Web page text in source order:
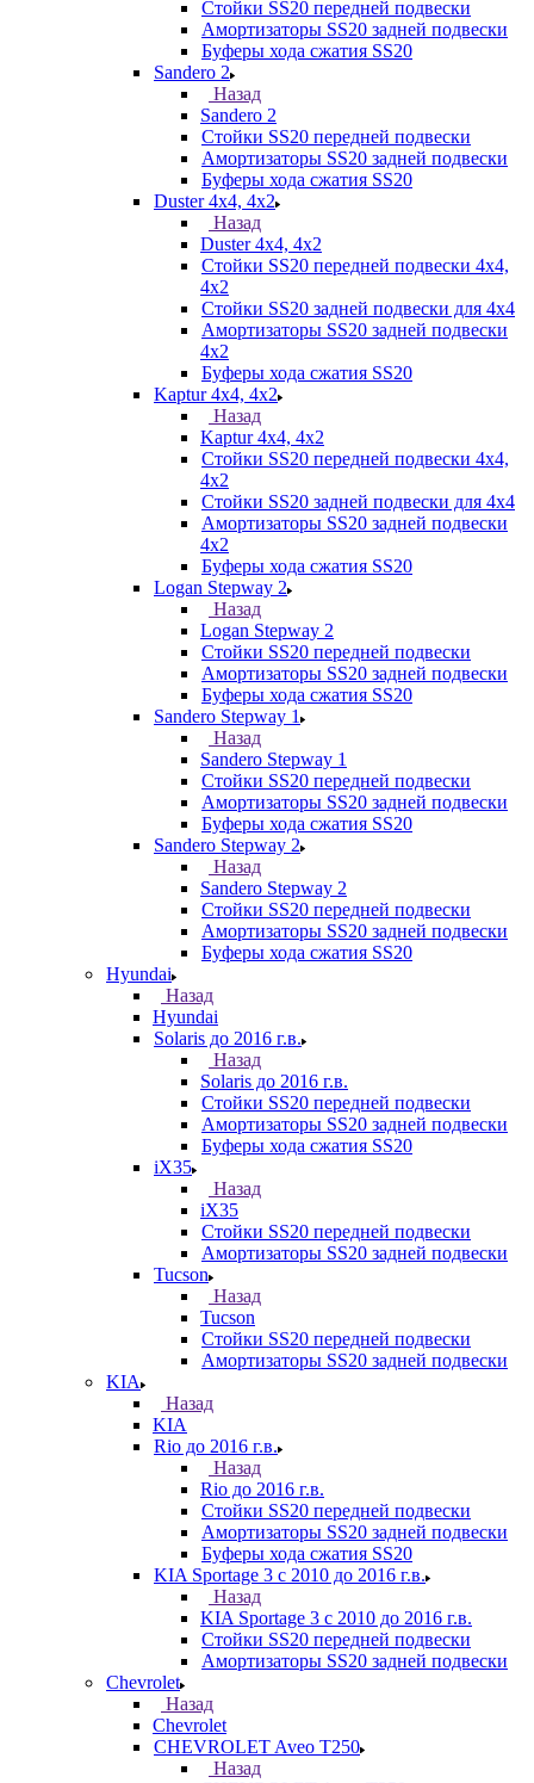
Стойки SS20 передней подвески
Амортизаторы SS20 задней подвески
Буферы хода сжатия SS20
Sandero 2
Назад
Sandero 2
Стойки SS20 передней подвески
Амортизаторы SS20 задней подвески
Буферы хода сжатия SS20
Duster 4х4, 4x2
Назад
Duster 4х4, 4x2
Стойки SS20 передней подвески 4х4,
4x2
Стойки SS20 задней подвески для 4х4
Амортизаторы SS20 задней подвески
4х2
Буферы хода сжатия SS20
Kaptur 4х4, 4х2
Назад
Kaptur 4х4, 4х2
Стойки SS20 передней подвески 4х4,
4x2
Стойки SS20 задней подвески для 4х4
Амортизаторы SS20 задней подвески
4х2
Буферы хода сжатия SS20
Logan Stepway 2
Назад
Logan Stepway 2
Стойки SS20 передней подвески
Амортизаторы SS20 задней подвески
Буферы хода сжатия SS20
Sandero Stepway 1
Назад
Sandero Stepway 1
Стойки SS20 передней подвески
Амортизаторы SS20 задней подвески
Буферы хода сжатия SS20
Sandero Stepway 2
Назад
Sandero Stepway 2
Стойки SS20 передней подвески
Амортизаторы SS20 задней подвески
Буферы хода сжатия SS20
Hyundai
Назад
Hyundai
Solaris до 2016 г.в.
Назад
Solaris до 2016 г.в.
Стойки SS20 передней подвески
Амортизаторы SS20 задней подвески
Буферы хода сжатия SS20
iX35
Назад
iX35
Стойки SS20 передней подвески
Амортизаторы SS20 задней подвески
Tucson
Назад
Tucson
Стойки SS20 передней подвески
Амортизаторы SS20 задней подвески
KIA
Назад
KIA
Rio до 2016 г.в.
Назад
Rio до 2016 г.в.
Стойки SS20 передней подвески
Амортизаторы SS20 задней подвески
Буферы хода сжатия SS20
KIA Sportage 3 с 2010 до 2016 г.в.
Назад
KIA Sportage 3 с 2010 до 2016 г.в.
Стойки SS20 передней подвески
Амортизаторы SS20 задней подвески
Chevrolet
Назад
Chevrolet
CHEVROLET Aveo T250
Назад